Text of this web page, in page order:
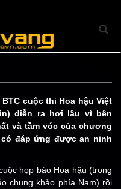
cuộc thi Hoa hậu Việt
diễn ra hơi lâu vì bên
và tầm vóc của chương
đáp ứng được an ninh
họp báo Hoa hậu (trong
chung khảo phía Nam) rồi